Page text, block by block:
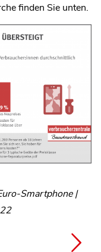
finden Sie unten.
Smartphone |
Smartphone |